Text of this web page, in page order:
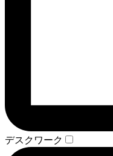
デスクワーク